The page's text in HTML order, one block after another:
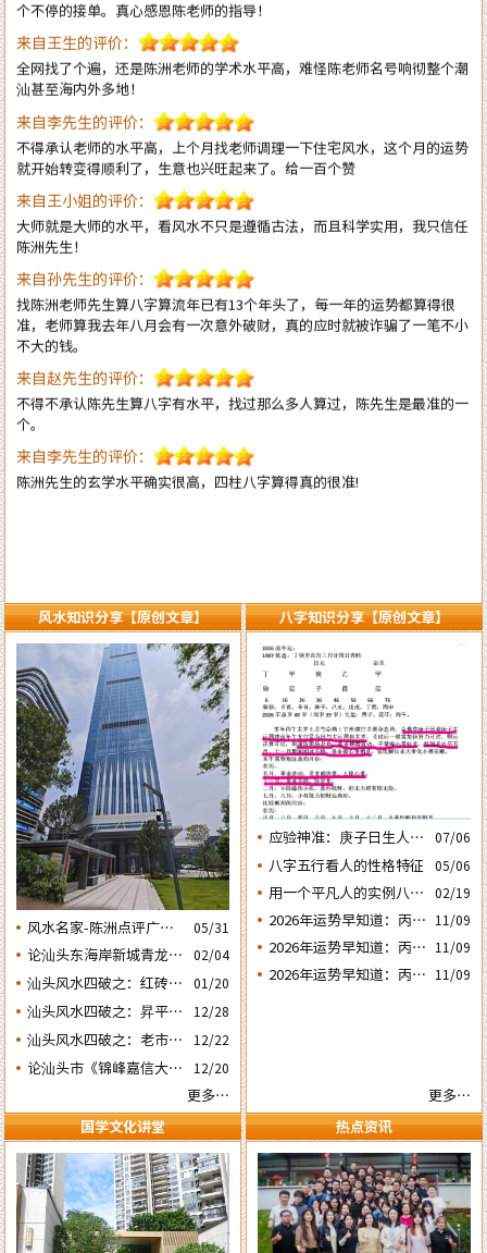
全网找了个遍，还是陈洲老师的学术水平高，难怪陈老师名号响彻整个潮
汕甚至海内外多地！
来自李先生的评价：
不得承认老师的水平高，上个月找老师调理一下住宅风水，这个月的运势
就开始转变得顺利了，生意也兴旺起来了。给一百个赞
来自王小姐的评价：
大师就是大师的水平，看风水不只是遵循古法，而且科学实用，我只信任
陈洲先生！
来自孙先生的评价：
找陈洲老师先生算八字算流年已有13个年头了，每一年的运势都算得很
准，老师算我去年八月会有一次意外破财，真的应时就被诈骗了一笔不小
不大的钱。
来自赵先生的评价：
不得不承认陈先生算八字有水平，找过那么多人算过，陈先生是最准的一
个。
来自李先生的评价：
陈洲先生的玄学水平确实很高，四柱八字算得真的很准!
风水知识分享【原创文章】
风水名家-陈洲点评广州
广交会芭洲交易中心大楼
的风水态势
05/31
论汕头东海岸新城青龙白
虎砂和明堂案山的风水态
势
02/04
汕头风水四破之：红砖楼
被拆除破坏了乌桥岛龟地
风水格局
01/20
汕头风水四破之：昇平路
骑楼拆毁破坏了蜘蛛网的
风水局
12/28
汕头风水四破之：老市政
府楼反向改造破坏了水局
风水。
12/22
论汕头市《锦峰嘉信大
与风水态势的关系
12/20
更多…
八字知识分享【原创文章】
应验神准：庚子日生人丙
午流年运势判断的应验结
果
07/06
八字五行看人的性格特征 05/06
用一个平凡人的实例八字
论断2026马年的流年运势
02/19
2026年运势早知道：丙午
年运势不好的4个出生日
期之四‘庚子’ 日
11/09
2026年运势早知道：丙午
年运势不好的4个出生日
期之三‘丙子’ 日
11/09
2026年运势早知道：丙午 11/09
更多…
国学文化讲堂
热点资讯